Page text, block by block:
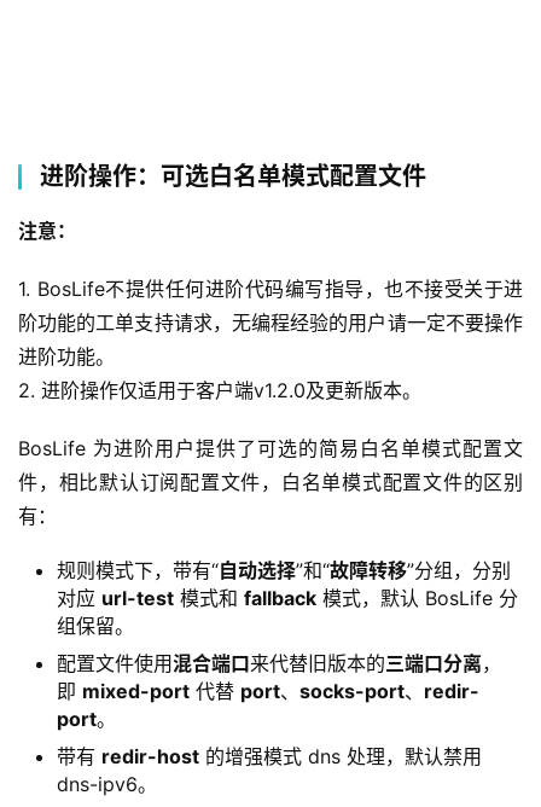
进阶操作：可选白名单模式配置文件
注意：
1. BosLife不提供任何进阶代码编写指导，也不接受关于进
阶功能的工单支持请求，无编程经验的用户请一定不要操作
进阶功能。
2. 进阶操作仅适用于客户端v1.2.0及更新版本。
BosLife 为进阶用户提供了可选的简易白名单模式配置文
件，相比默认订阅配置文件，白名单模式配置文件的区别
有：
规则模式下，带有“自动选择”和“故障转移”分组，分别
对应 url-test 模式和 fallback 模式，默认 BosLife 分
组保留。
配置文件使用混合端口来代替旧版本的三端口分离，
即 mixed-port 代替 port、 socks-port、 redir-
port。
带有 redir-host 的增强模式 dns 处理，默认禁用
dns-ipv6。